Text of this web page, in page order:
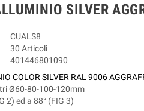
SILVER
CUALS8
30 Articoli
401446801090
COLOR SILVER RAL 9006
Ø60-80-100-120mm
2) ed a 88° (FIG 3)